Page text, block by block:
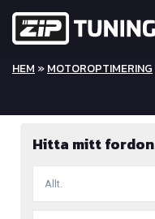
HEM »MOTOROPTIMERING
Hitta mitt fordon
Allt.